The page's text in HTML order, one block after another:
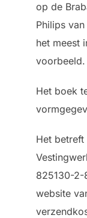
op de
Philips
het meest
voorbeeld.
Het boek
Het betreft
825130-2-
website